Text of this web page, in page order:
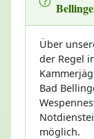
Über
der Regel
Bad
möglich.